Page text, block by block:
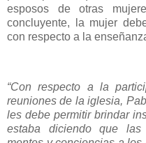
esposos de otras
concluyente, la mujer
con respecto a la
“Con respecto a la
reuniones de la iglesia,
les debe permitir brindar
estaba diciendo que las